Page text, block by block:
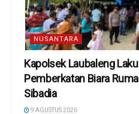
NUSANTARA
Kapolsek Laubaleng
Pemberkatan Biara
Sibadia
9 AGUSTUS 2026